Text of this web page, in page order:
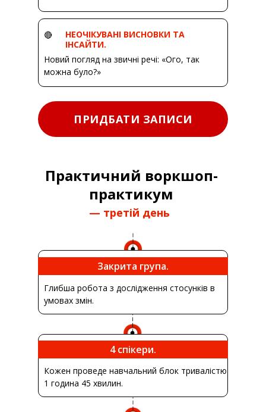
Новий погляд на звичні речі: «Ого, так
можна було?»
НЕОЧІКУВАНІ ВИСНОВКИ ТА
ІНСАЙТИ.
ПРИДБАТИ ЗАПИСИ
🔴
Кожен проведе навчальний блок тривалістю
1 година 45 хвилин.
Глибша робота з дослідження стосунків в
умовах змін.
4 спікери.
Закрита група.
Практичний воркшоп-
практикум
— третій день